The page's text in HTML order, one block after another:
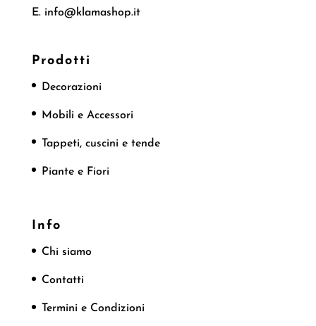
E. info@klamashop.it
Prodotti
Decorazioni
Mobili e Accessori
Tappeti, cuscini e tende
Piante e Fiori
Info
Chi siamo
Contatti
Termini e Condizioni